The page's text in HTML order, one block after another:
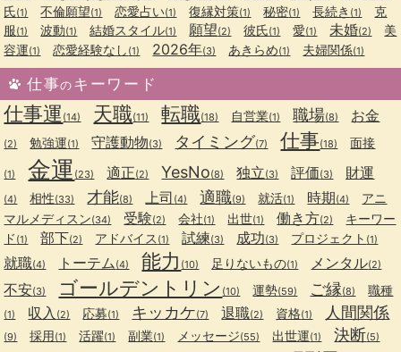
氏(1) 不倫願望(1) 恋愛占い(1) 復縁対策(1) 秘密(1) 長続き (1)
克
服(1) 波動(1) 結婚スタイル(1) 願望(2) 彼氏(1) 愛(1) 未婚(2)
美
容運(1) 恋愛経験なし (1) 2026年(3) あきらめ(1) 夫婦関係(1)
仕事のキーワード
仕事運 (14) 天職(11) 転職(18) 自営業(1) 職場(8) お金
(2) 勉強運(1) 守護動物(3) タイミング(7) 仕事(18) 面接
(1) 金運 (23) 適正(2) YesNo(8) 独立(3) 評価(3) 財運
(4) 相性(33) 才能(8) 上司 (4) 適職(9) 就活(1) 時期(4)
アニ
マルメディスン(34) 受験(2) 会社(1) 出世(1) 働き方(2)
キーワー
ド (1) 部下(2) アドバイス (1) 試練(3) 成功(3) プロジェクト (1)
就職(4) トーテム(4) 能力 (10) 足りないもの(1) メンタル(2)
不安(3) ゴールデントリン (10) 運勢(59) ご縁(8) 職種
(1) 収入 (2) 応募(1) キッカケ(7) 退職(2) 資格(1) 人間関係
(9) 採用(1) 活躍(1) 副業(1) メッセージ(55) 出世運(1) 決断(5)